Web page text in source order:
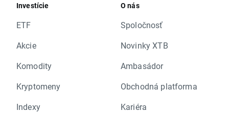
Investície
ETF
Akcie
Komodity
Kryptomeny
Indexy
O nás
Spoločnosť
Novinky XTB
Ambasádor
Obchodná platforma
Kariéra